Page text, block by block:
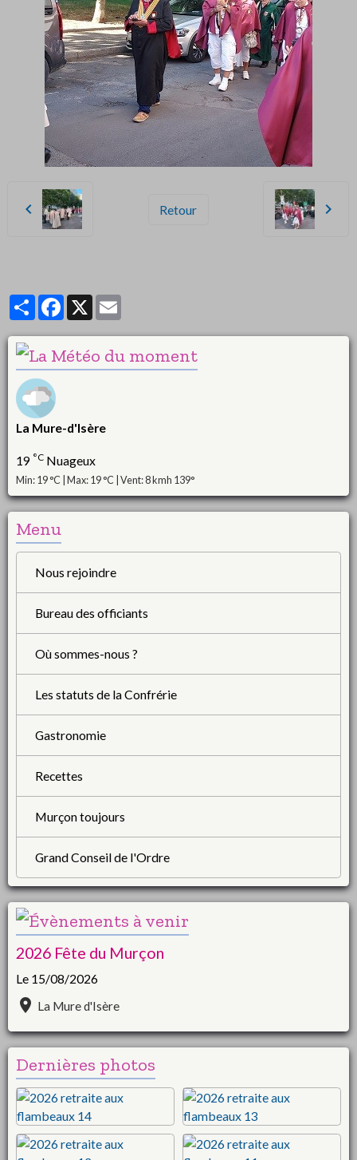
Retour
PartagerFacebook
X
La Mure-d'Isère
19 °C Nuageux
Min: 19 °C | Max: 19 °C | Vent: 8 kmh 139°
Menu
Nous rejoindre
Bureau des officiants
Où sommes-nous ?
Les statuts de la Confrérie
Gastronomie
Recettes
Murçon toujours
Grand Conseil de l'Ordre
2026 Fête du Murçon
Le 15/08/2026
La Mure d'Isère
Dernières photos